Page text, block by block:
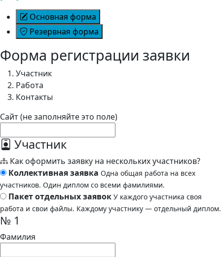
Основная форма
Резервная форма
Форма регистрации заявки
Участник
Работа
Контакты
Сайт (не заполняйте это поле)
Участник
Как оформить заявку на нескольких участников?
Коллективная заявка Одна общая работа на всех
участников. Один диплом со всеми фамилиями.
Пакет отдельных заявок У каждого участника своя
работа и свои файлы. Каждому участнику — отдельный диплом.
№ 1
Фамилия